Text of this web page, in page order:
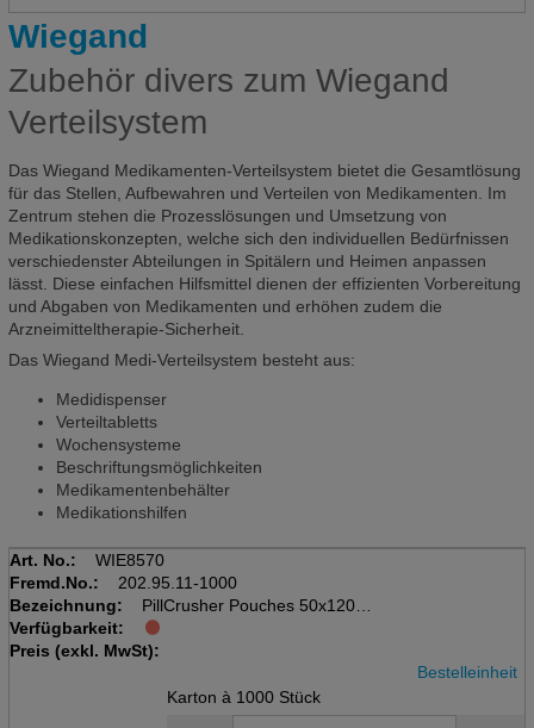
Wiegand
Zubehör divers zum Wiegand
Verteilsystem
Das Wiegand Medikamenten-Verteilsystem bietet die Gesamtlösung
für das Stellen, Aufbewahren und Verteilen von Medikamenten. Im
Zentrum stehen die Prozesslösungen und Umsetzung von
Medikationskonzepten, welche sich den individuellen Bedürfnissen
verschiedenster Abteilungen in Spitälern und Heimen anpassen
lässt. Diese einfachen Hilfsmittel dienen der effizienten Vorbereitung
und Abgaben von Medikamenten und erhöhen zudem die
Arzneimitteltherapie-Sicherheit.
Das Wiegand Medi-Verteilsystem besteht aus:
Medidispenser
Verteiltabletts
Wochensysteme
Beschriftungsmöglichkeiten
Medikamentenbehälter
Medikationshilfen
Art. No.:
WIE8570
Fremd.No.:
202.95.11-1000
Bezeichnung:
PillCrusher Pouches 50x120mm
Krt à 20 x Btl mit 50 Stück
Verfügbarkeit:
Preis (exkl. MwSt):
Bestelleinheit
Karton à 1000 Stück